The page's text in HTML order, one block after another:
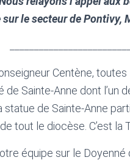
sur le secteur de Pontivy,
Centène,
de Sainte-Anne dont
de Sainte-Anne
tout le diocèse. C’est la
équipe sur le Doyenné